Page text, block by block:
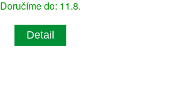
Doručíme do: 11.8.
Detail